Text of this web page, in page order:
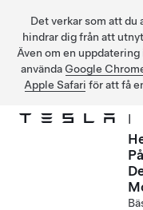
Det verkar som att du
hindrar dig från att
Även om en
använda Google
Apple Safari för att få
|